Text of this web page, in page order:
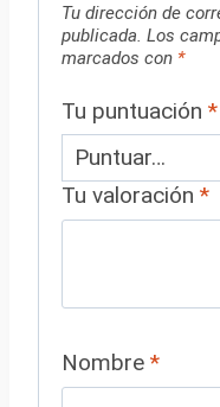
Tu dirección de
publicada. Los
marcados con *
Tu puntuación *
Tu valoración *
Nombre *